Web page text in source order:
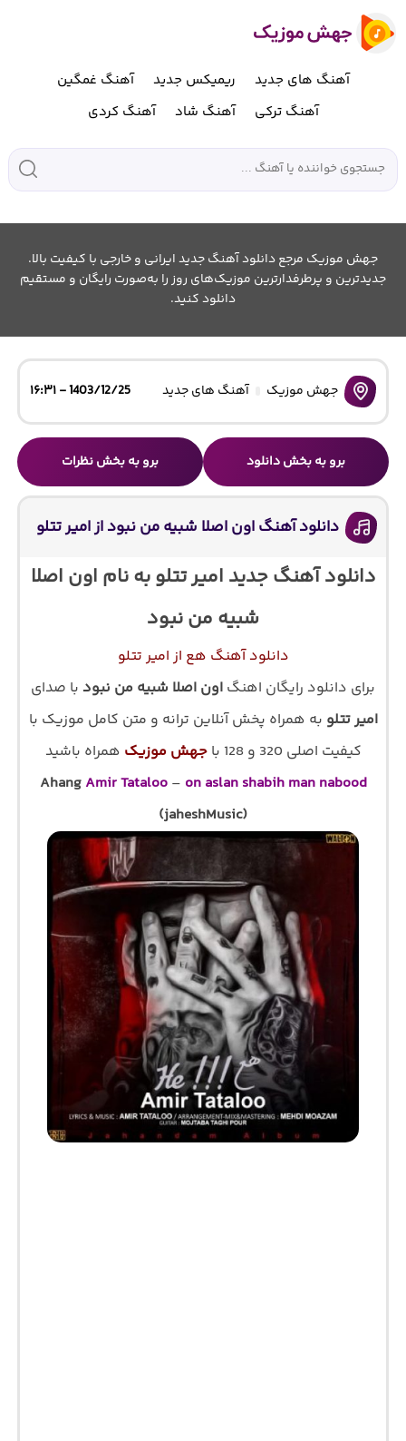
آهنگ های جدید ریمیکس جدید
آهنگ غمگین
آهنگ ترکی
آهنگ شاد آهنگ کردی
جهش موزیک مرجع دانلود آهنگ جدید ایرانی و خارجی با کیفیت بالا.
جدیدترین و پرطرفدارترین موزیک‌های روز را به‌صورت رایگان و مستقیم
دانلود کنید.
جهش موزیک آهنگ های جدید 1403/12/25 - ۱۶:۳۱
برو به بخش دانلود برو به بخش نظرات
دانلود آهنگ اون اصلا شبیه من نبود از امیر تتلو
دانلود آهنگ جدید امیر تتلو به نام اون اصلا
شبیه من نبود
دانلود آهنگ هع از امیر تتلو
برای دانلود رایگان اهنگ اون اصلا شبیه من نبود با صدای
امیر تتلو به همراه پخش آنلاین ترانه و متن کامل موزیک با
کیفیت اصلی 320 و 128 با
جهش موزیک همراه باشید
Ahang Amir Tataloo– on aslan shabih man nabood
(jaheshMusic)